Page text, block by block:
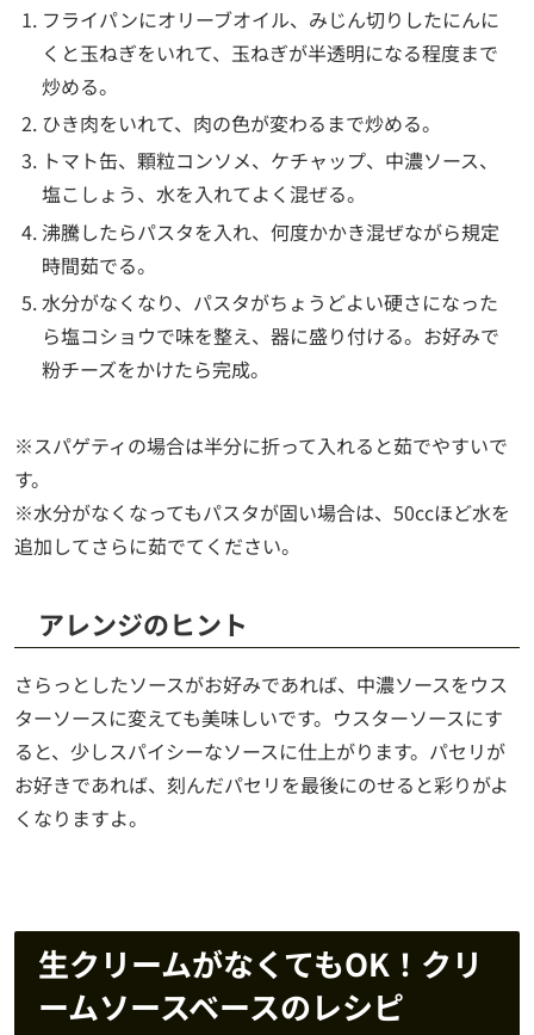
フライパンにオリーブオイル、みじん切りしたにんに
くと玉ねぎをいれて、玉ねぎが半透明になる程度まで
炒める。
ひき肉をいれて、肉の色が変わるまで炒める。
トマト缶、顆粒コンソメ、ケチャップ、中濃ソース、
塩こしょう、水を入れてよく混ぜる。
沸騰したらパスタを入れ、何度かかき混ぜながら規定
時間茹でる。
水分がなくなり、パスタがちょうどよい硬さになった
ら塩コショウで味を整え、器に盛り付ける。お好みで
粉チーズをかけたら完成。
※スパゲティの場合は半分に折って入れると茹でやすいで
す。
※水分がなくなってもパスタが固い場合は、50ccほど水を
追加してさらに茹でてください。
アレンジのヒント
さらっとしたソースがお好みであれば、中濃ソースをウス
ターソースに変えても美味しいです。ウスターソースにす
ると、少しスパイシーなソースに仕上がります。パセリが
お好きであれば、刻んだパセリを最後にのせると彩りがよ
くなりますよ。
生クリームがなくてもOK！クリ
ームソースベースのレシピ